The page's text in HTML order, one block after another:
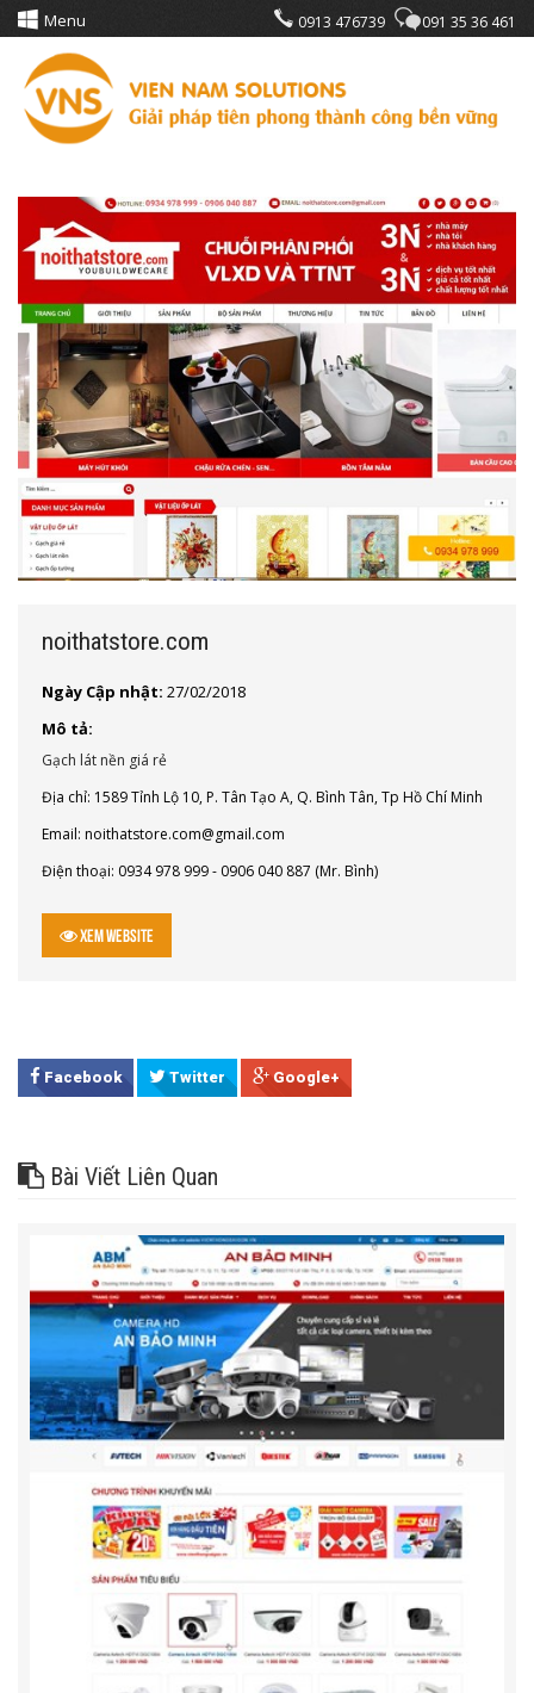
Menu 0913 476739 091 35 36 461
noithatstore.com
Ngày Cập nhật: 27/02/2018
Mô tả:
Gạch lát nền giá rẻ
Địa chỉ: 1589 Tỉnh Lộ 10, P. Tân Tạo A, Q. Bình Tân, Tp Hồ Chí Minh
Email: noithatstore.com@gmail.com
Điện thoại: 0934 978 999 - 0906 040 887 (Mr. Bình)
Xem Website
Facebook Twitter Google+
Bài Viết Liên Quan